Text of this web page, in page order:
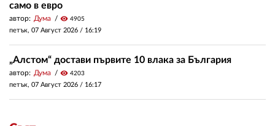
само в евро
автор: Дума visibility 4905
петък, 07 Август 2026 / 16:19
„Алстом“ достави първите 10 влака за България
автор: Дума visibility 4203
петък, 07 Август 2026 / 16:17